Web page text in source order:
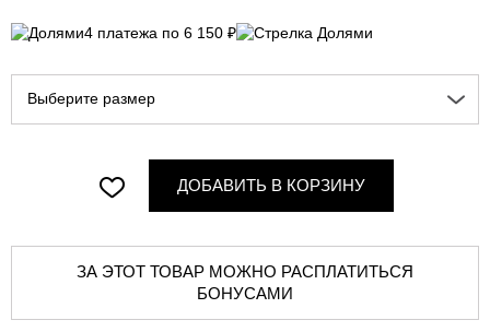
4 платежа по 6 150 ₽
Выберите размер
ДОБАВИТЬ В КОРЗИНУ
ЗА ЭТОТ ТОВАР МОЖНО РАСПЛАТИТЬСЯ
БОНУСАМИ